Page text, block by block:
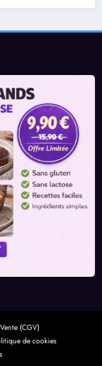
(CGV)
de cookies